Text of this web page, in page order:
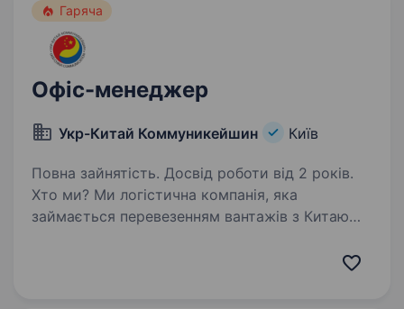
Гаряча
Офіс-менеджер
Укр-Китай Коммуникейшин Київ
Повна зайнятість. Досвід роботи від 2 років.
Хто ми? Ми логістична компанія, яка
займається перевезенням вантажів з Китаю
Ми понад 20 років організовуємо доставку